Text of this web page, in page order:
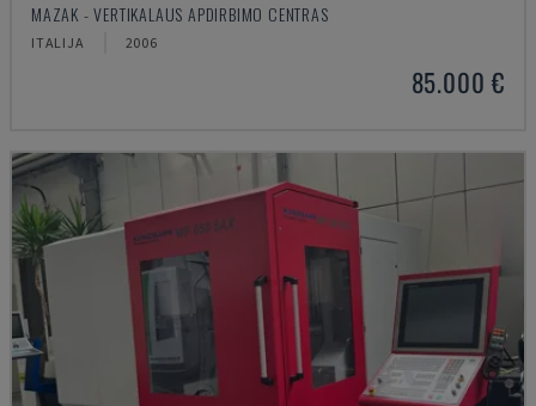
MAZAK - VERTIKALAUS APDIRBIMO CENTRAS
ITALIJA 2006
85.000 €